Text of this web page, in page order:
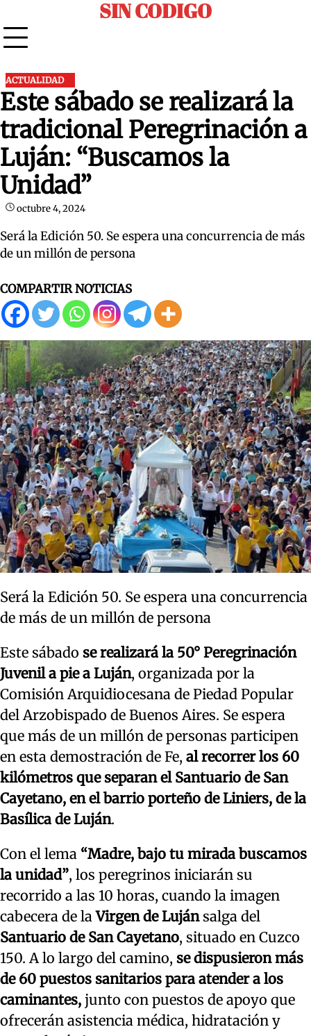
to
content
SIN CODIGO
ACTUALIDAD
Este sábado se realizará la
tradicional Peregrinación a
Luján: “Buscamos la
Unidad”
octubre 4, 2024
Será la Edición 50. Se espera una concurrencia de más
de un millón de persona
COMPARTIR NOTICIAS
Será la Edición 50. Se espera una concurrencia
de más de un millón de persona
Este sábado se realizará la 50° Peregrinación
Juvenil a pie a Luján, organizada por la
Comisión Arquidiocesana de Piedad Popular
del Arzobispado de Buenos Aires. Se espera
que más de un millón de personas participen
en esta demostración de Fe, al recorrer los 60
kilómetros que separan el Santuario de San
Cayetano, en el barrio porteño de Liniers, de la
Basílica de Luján.
Con el lema “Madre, bajo tu mirada buscamos
la unidad”, los peregrinos iniciarán su
recorrido a las 10 horas, cuando la imagen
cabecera de laVirgen de Lujánsalga del
Santuario de San Cayetano, situado en Cuzco
150. A lo largo del camino, se dispusieron más
de 60 puestos sanitarios para atender a los
caminantes, junto con puestos de apoyo que
ofrecerán asistencia médica, hidratación y